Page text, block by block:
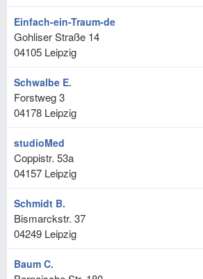
Einfach-ein-Traum-de
Gohliser Straße 14
04105 Leipzig
Schwalbe E.
Forstweg 3
04178 Leipzig
studioMed
Coppistr. 53a
04157 Leipzig
Schmidt B.
Bismarckstr. 37
04249 Leipzig
Baum C.